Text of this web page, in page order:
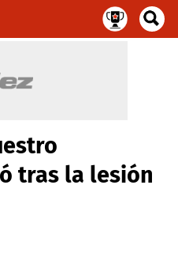
tras la lesión